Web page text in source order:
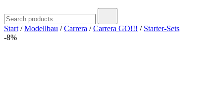
for:
Start /Modellbau /Carrera /Carrera GO!!! / Starter-Sets
-8%